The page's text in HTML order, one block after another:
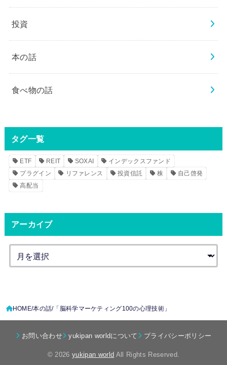
投資
本の話
食べ物の話
タグ一覧
ETF REIT SOXAI
インデックスファンド
プラグイン
リファレンス 投資信託 株
自己啓発
高配当
アーカイブ
HOME 本の話 「脳科学マーケティング100の心理技術」
お問い合わせ yukipan worldについて プライバシーポリシー
© 2026yukipan world All Rights Reserved.